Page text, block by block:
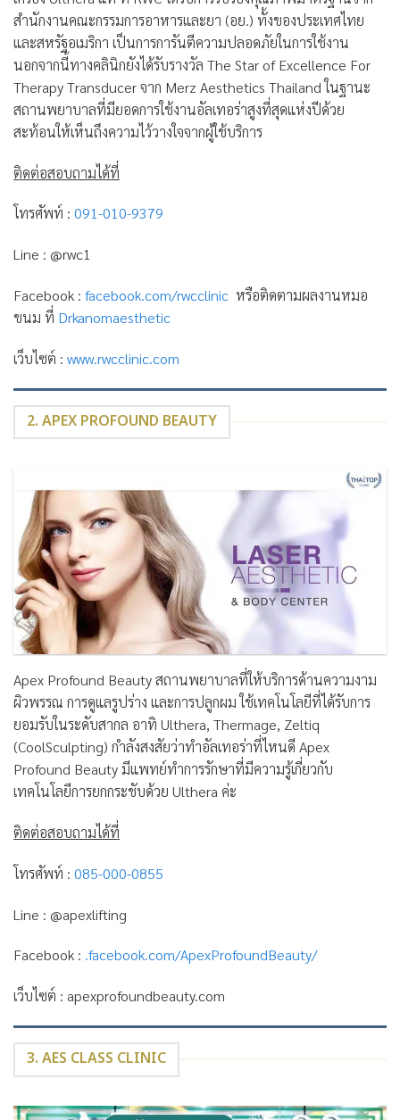
สำนักงานคณะกรรมการอาหารและยา (อย.) ทั้งของประเทศไทย
และสหรัฐอเมริกา เป็นการการันตีความปลอดภัยในการใช้งาน
นอกจากนี้ทางคลินิกยังได้รับรางวัล The Star of Excellence For
Therapy Transducer จาก Merz Aesthetics Thailand ในฐานะ
สถานพยาบาลที่มียอดการใช้งานอัลเทอร่าสูงที่สุดแห่งปีด้วย
สะท้อนให้เห็นถึงความไว้วางใจจากผู้ใช้บริการ
ติดต่อสอบถามได้ที่
โทรศัพท์ : 091-010-9379
Line : @rwc1
Facebook : facebook.com/rwcclinic หรือติดตามผลงานหมอ
ขนม ที่ Drkanomaesthetic
เว็บไซต์ : www.rwcclinic.com
2. APEX PROFOUND BEAUTY
Apex Profound Beauty สถานพยาบาลที่ให้บริการด้านความงาม
ผิวพรรณ การดูแลรูปร่าง และการปลูกผม ใช้เทคโนโลยีที่ได้รับการ
ยอมรับในระดับสากล อาทิ Ulthera, Thermage, Zeltiq
(CoolSculpting) กำลังสงสัยว่าทำอัลเทอร่าที่ไหนดี Apex
Profound Beauty มีแพทย์ทำการรักษาที่มีความรู้เกี่ยวกับ
เทคโนโลยีการยกกระชับด้วย Ulthera ค่ะ
ติดต่อสอบถามได้ที่
โทรศัพท์ : 085-​000-0855
Line : @apexlifting
Facebook : .facebook.com/ApexProfoundBeauty/
เว็บไซต์ : apexprofoundbeauty.com
3. AES CLASS CLINIC